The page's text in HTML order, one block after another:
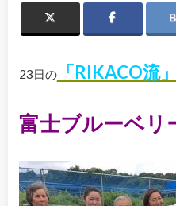
23日の「RIKACO流」
富士ブルーベリ